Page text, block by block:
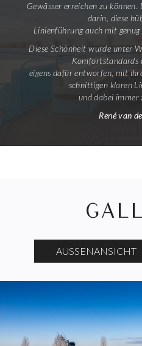
Gewässer erreichen zu
darin, diese
Linienführung auch mit
Diese Schönheit wurde unter
Komfortstandards
eigens dafür entworfen, mit
schnittigen klaren
und dabei immer
René van
AUSSENANSICHT